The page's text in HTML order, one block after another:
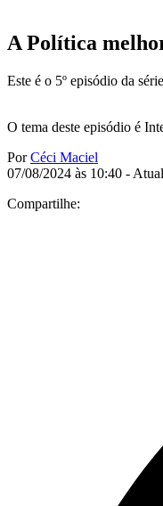
A Política
Este é o 5º episódio da
O tema deste episódio é
PorCéci Maciel
07/08/2024 às 10:40 -
Compartilhe: